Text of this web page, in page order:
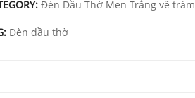
Đèn Dầu Thờ Men Trắng vẽ tràm
Đèn dầu thờ